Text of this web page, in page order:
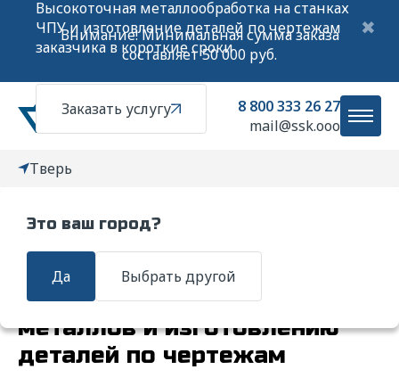
Внимание! Минимальная сумма заказа
составляет 50 000 руб.
✖
Это ваш город?
Да Выбрать другой
8 800 333 26 27
mail@ssk.ooo
Тверь
Высокоточная металлообработка на станках
ЧПУ и изготовление деталей по чертежам
заказчика в короткие сроки
Заказать услугу
Мы специализируемся на
высокоточной обработке
металлов и изготовлению
деталей по чертежам